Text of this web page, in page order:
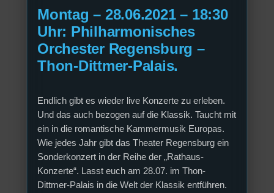
Montag – 28.06.2021 – 18:30
Uhr: Philharmonisches
Orchester Regensburg –
Thon-Dittmer-Palais.
Endlich gibt es wieder live Konzerte zu erleben.
Und das auch bezogen auf die Klassik. Taucht mit
ein in die romantische Kammermusik Europas.
Wie jedes Jahr gibt das Theater Regensburg ein
Sonderkonzert in der Reihe der „Rathaus-
Konzerte“. Lasst euch am 28.07. im Thon-
Dittmer-Palais in die Welt der Klassik entführen.